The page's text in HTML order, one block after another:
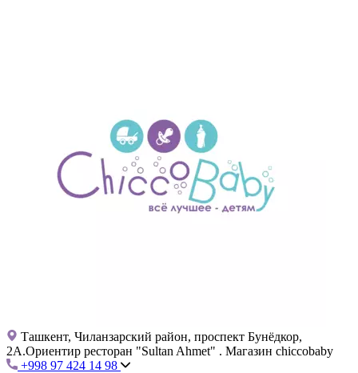
Ташкент, Чиланзарский район, проспект Бунёдкор,
2А.Ориентир ресторан "Sultan Ahmet" . Магазин chiccobaby
+998 97 424 14 98